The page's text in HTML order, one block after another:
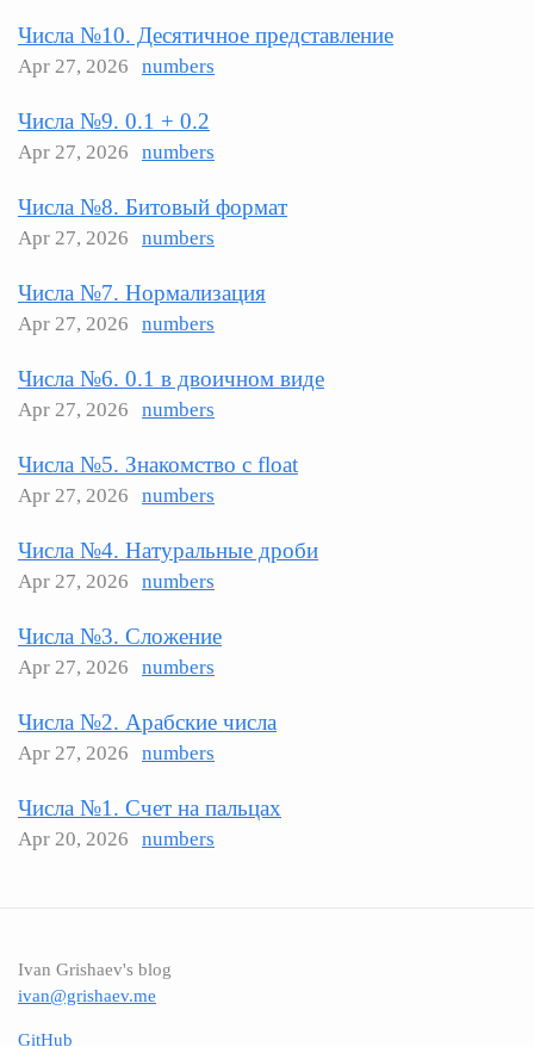
Числа №10. Десятичное представление
Apr 27, 2026 numbers
Числа №9. 0.1 + 0.2
Apr 27, 2026 numbers
Числа №8. Битовый формат
Apr 27, 2026 numbers
Числа №7. Нормализация
Apr 27, 2026 numbers
Числа №6. 0.1 в двоичном виде
Apr 27, 2026 numbers
Числа №5. Знакомство с float
Apr 27, 2026 numbers
Числа №4. Натуральные дроби
Apr 27, 2026 numbers
Числа №3. Сложение
Apr 27, 2026 numbers
Числа №2. Арабские числа
Apr 27, 2026 numbers
Числа №1. Счет на пальцах
Apr 20, 2026 numbers
Ivan Grishaev's blog
ivan@grishaev.me
GitHub